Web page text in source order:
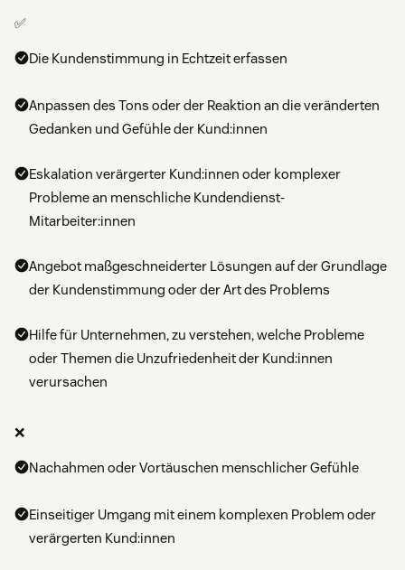
✅
Die Kundenstimmung in Echtzeit erfassen
Anpassen des Tons oder der Reaktion an die veränderten
Gedanken und Gefühle der Kund:innen
Eskalation verärgerter Kund:innen oder komplexer
Probleme an menschliche Kundendienst-
Mitarbeiter:innen
Angebot maßgeschneiderter Lösungen auf der Grundlage
der Kundenstimmung oder der Art des Problems
Hilfe für Unternehmen, zu verstehen, welche Probleme
oder Themen die Unzufriedenheit der Kund:innen
verursachen
❌
Nachahmen oder Vortäuschen menschlicher Gefühle
Einseitiger Umgang mit einem komplexen Problem oder
verärgerten Kund:innen